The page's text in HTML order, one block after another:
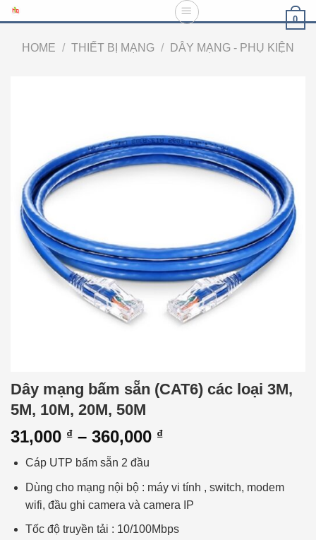
Skip
to
content
0
HOME / THIẾT BỊ MẠNG / DÂY MẠNG - PHỤ KIỆN
Dây mạng bấm sẵn (CAT6) các loại 3M,
5M, 10M, 20M, 50M
31,000 ₫ – 360,000 ₫
Cáp UTP bấm sẵn 2 đầu
Dùng cho mạng nội bộ : máy vi tính , switch, modem
wifi, đầu ghi camera và camera IP
Tốc độ truyền tải : 10/100Mbps